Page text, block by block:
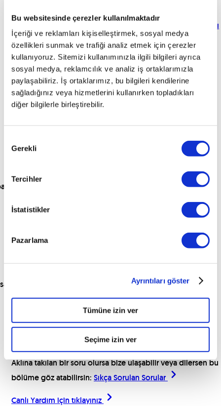
Bu websitesinde çerezler kullanılmaktadır
İçeriği ve reklamları kişiselleştirmek, sosyal medya
özellikleri sunmak ve trafiği analiz etmek için çerezler
kullanıyoruz. Sitemizi kullanımınızla ilgili bilgileri ayrıca
sosyal medya, reklamcılık ve analiz iş ortaklarımızla
paylaşabiliriz. İş ortaklarımız, bu bilgileri kendilerine
sağladığınız veya hizmetlerini kullanırken topladıkları
diğer bilgilerle birleştirebilir.
Seçimi
Gerekli
Tercihler
İstatistikler
Pazarlama
Ayrıntıları göster
Tümüne izin ver
Seçime izin ver
Zekaiotoplus’a
geldim
Elif
Sezer
YazıcıPilot
Kaan
özgerİşletme
Sahibi
sattım"
Emrah
İslerSerbest
Meslek
ekstra
masrafla
uğraşmadım"
Ömer
Soner
GürsoySerbest
Meslek
çok
güvenilirdi
Özhan
BeslerTorna
Tasfiye
Operatörü
YurdagülOperatör
ödememi
aldım"
Şöhret
Gizem
DoğruE-
ticaret
Emircan
Sigortacı
Yardım için buradayız!
Aklına takılan bir soru olursa bize ulaşabilir veya dilersen bu
bölüme göz atabilirsin: Sıkça Sorulan Sorular
Canlı Yardım için tıklayınız